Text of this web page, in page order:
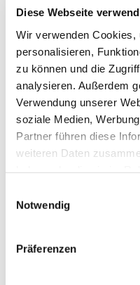
Diese Webseite
Wir verwenden Cookies,
personalisieren,
zu können und die
analysieren. Außerdem
Verwendung unserer
soziale Medien,
Partner führen diese
weiteren Daten
Notwendig
Präferenzen
Donnerstag,
16:00 Uhr